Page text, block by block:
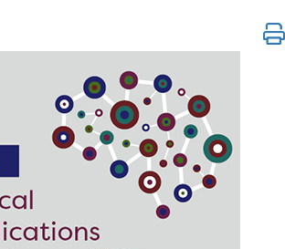
de la teoría polivagal en el